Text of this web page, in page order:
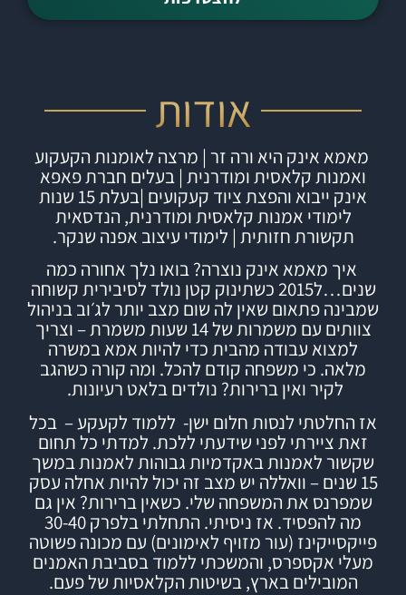
אודות
מאמא אינק היא ורה זר | מרצה לאומנות הקעקוע
ואמנות קלאסית ומודרנית | בעלים חברתפאפא
אינק ייבוא והפצת ציוד קעקועים |
בעלת 15 שנות
לימודי אמנות קלאסית ומודרנית, הנדסאית
תקשורת חזותית | לימודי עיצוב אפנה שנקר.
איך מאמא אינק נוצרה?בואו נלך אחורה כמה
שנים…ל2015 כשתינוק קטן נולד לסיבירית קשוחה
שמבינה פתאום שאין לה שום מצב יותר לג׳וב בניהול
צוותים עם משמרות של 14 שעות משמרת – וצריך
למצוא עבודה מהבית כדי להיות אמא במשרה
מלאה. כי משפחה קודם להכל. ומה קורה כשהגב
לקיר ואין ברירות? נולדים בלאט רעיונות.
אז החלטתי לנסות חלום ישן- ללמוד לקעקע – בכל
זאת ציירתי לפני שידעתי ללכת. למדתי כל תחום
שקשור לאמנות באקדמיות גבוהות לאמנות במשך
15 שנים – וואללה יש מצב זה יכול להיות אחלה עסק
שמפרנס את המשפחה שלי. כשאין ברירות? אין גם
מה להפסיד. אז ניסיתי.
התחלתי בלפרק 30-40
פייקסייקינז (עור מזויף לאימונים) עם מכונה פשוטה
מעלי אקספרס, והמשכתי ללמודבסביבת האמנים
המובילים בארץ,בשיטות הקלאסיות של פעם.